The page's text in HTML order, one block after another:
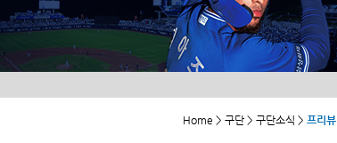
Home > 구단 > 구단소식 > 프리뷰